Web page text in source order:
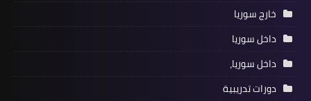
خارج سوريا
داخل سوريا
داخل سوريا،
دورات تدريبية